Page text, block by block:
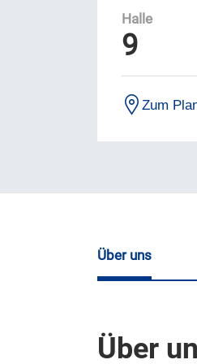
Halle
9
Zum
Über
Über uns